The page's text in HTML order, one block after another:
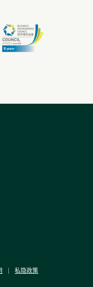
创业精神及领导能
于学习」，每期培
作坊，有系统地掌
等职场所需的关键
导下，团队更可向
施具成效的创新项
私隐政策